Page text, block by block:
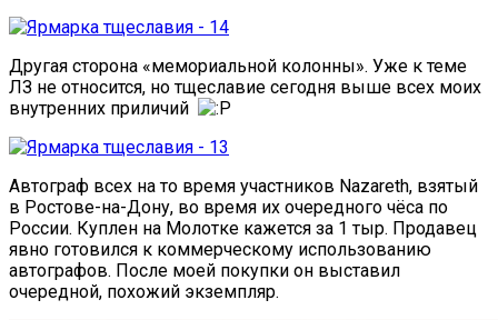
Другая сторона «мемориальной колонны». Уже к теме
ЛЗ не относится, но тщеславие сегодня выше всех моих
внутренних приличий
Автограф всех на то время участников Nazareth, взятый
в Ростове-на-Дону, во время их очередного чёса по
России. Куплен на Молотке кажется за 1 тыр. Продавец
явно готовился к коммерческому использованию
автографов. После моей покупки он выставил
очередной, похожий экземпляр.